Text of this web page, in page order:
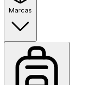
Marcas